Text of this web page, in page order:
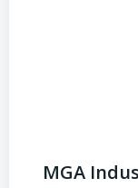
MGA